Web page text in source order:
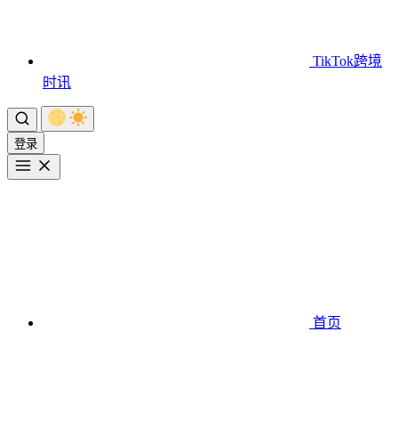
TikTok跨境
时讯
登录
首页